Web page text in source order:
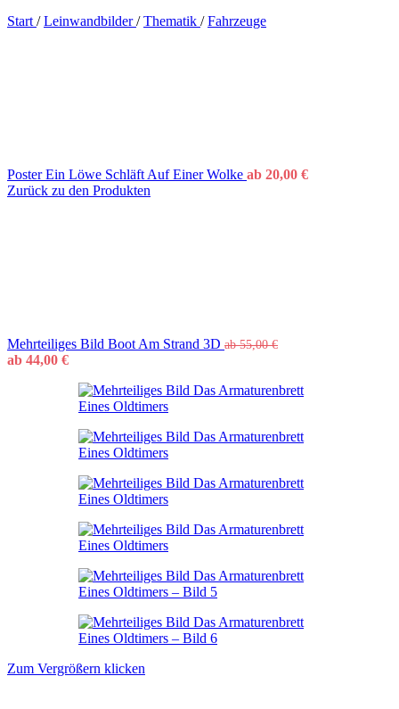
Start / Leinwandbilder/ Thematik / Fahrzeuge
Poster Ein Löwe Schläft Auf Einer Wolke ab 20,00 €
Zurück zu den Produkten
Mehrteiliges Bild Boot Am Strand 3D ab55,00€
ab 44,00 €
Zum Vergrößern klicken